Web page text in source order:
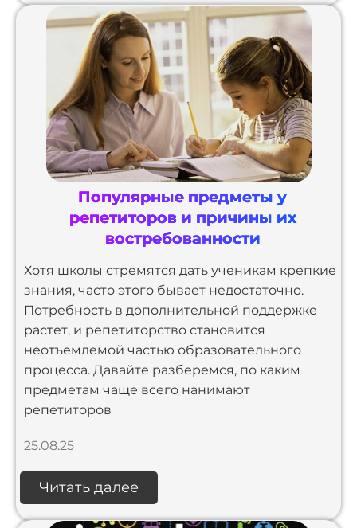
Популярные предметы у
репетиторов и причины их
востребованности
Хотя школы стремятся дать ученикам крепкие
знания, часто этого бывает недостаточно.
Потребность в дополнительной поддержке
растет, и репетиторство становится
неотъемлемой частью образовательного
процесса. Давайте разберемся, по каким
предметам чаще всего нанимают
репетиторов
25.08.25
Читать далее